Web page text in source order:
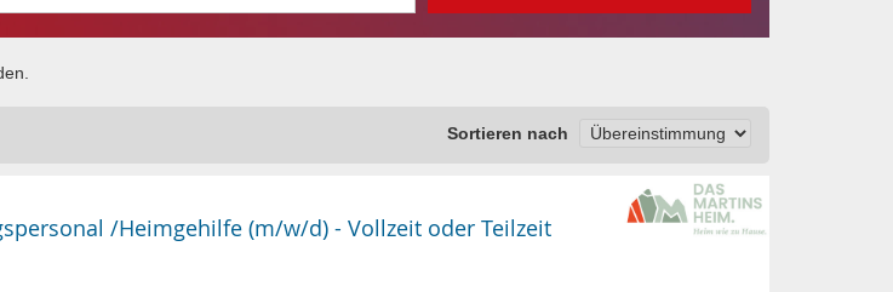
Sortieren nach
/Heimgehilfe (m/w/d) - Vollzeit oder Teilzeit